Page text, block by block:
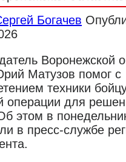
Богачев
Воронежской
Матузов помог с
техники
операции для
этом в
в пресс-службе